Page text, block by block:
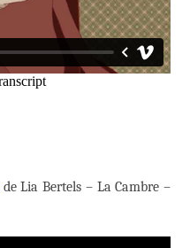
de Lia Bertels – La Cambre –